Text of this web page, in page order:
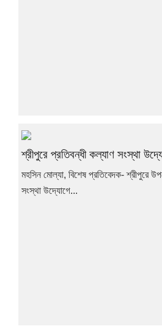
শ্রীপুরে প্রতিবন্ধী কল্যাণ সংস্থা
মহসিন মোল্যা, বিশেষ প্রতিবেদক- শ্রীপুরে
সংস্থা উদ্যোগে...